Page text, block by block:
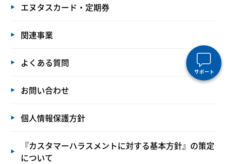
サポート
エヌタスカード・定期券
関連事業
よくある質問
お問い合わせ
個人情報保護方針
『カスタマーハラスメントに対する基本方針』の策定
について